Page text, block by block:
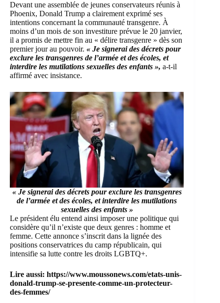
Devant une assemblée de jeunes conservateurs réunis à
Phoenix, Donald Trump a clairement exprimé ses
intentions concernant la communauté transgenre. À
moins d’un mois de son investiture prévue le 20 janvier,
il a promis de mettre fin au « délire transgenre » dès son
premier jour au pouvoir. « Je signerai des décrets pour
exclure les transgenres de l’armée et des écoles, et
interdire les mutilations sexuelles des enfants », a-t-il
affirmé avec insistance.
« Je signerai des décrets pour exclure les transgenres
de l’armée et des écoles, et interdire les mutilations
sexuelles des enfants »
Le président élu entend ainsi imposer une politique qui
considère qu’il n’existe que deux genres : homme et
femme. Cette annonce s’inscrit dans la lignée des
positions conservatrices du camp républicain, qui
intensifie sa lutte contre les droits LGBTQ+.
Lire aussi: https://www.moussonews.com/etats-unis-
donald-trump-se-presente-comme-un-protecteur-
des-femmes/